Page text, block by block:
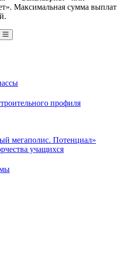
Максимальная сумма выплат
профиля
мегаполис. Потенциал»
учащихся